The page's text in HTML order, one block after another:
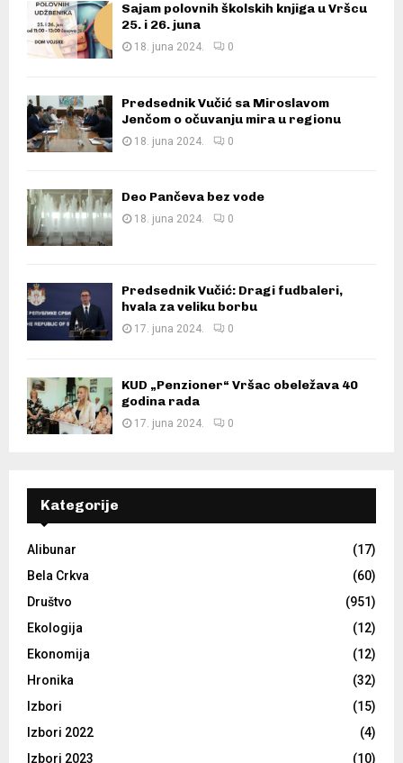
Sajam polovnih školskih knjiga u Vršcu
25. i 26. juna
18. juna 2024. 0
Predsednik Vučić sa Miroslavom
Jenčom o očuvanju mira u regionu
18. juna 2024. 0
Deo Pančeva bez vode
18. juna 2024. 0
Predsednik Vučić: Dragi fudbaleri,
hvala za veliku borbu
17. juna 2024. 0
KUD „Penzioner“ Vršac obeležava 40
godina rada
17. juna 2024. 0
Kategorije
Alibunar
(17)
Bela Crkva
(60)
Društvo
(951)
Ekologija
(12)
Ekonomija
(12)
Hronika
(32)
Izbori
(15)
Izbori 2022
(4)
Izbori 2023
(10)